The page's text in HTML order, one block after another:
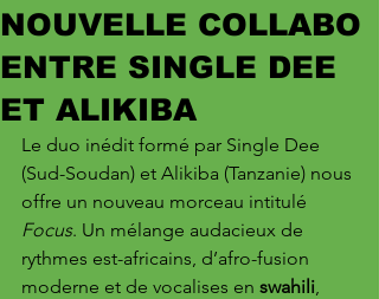
NOUVELLE COLLABO
ENTRE SINGLE DEE
ET ALIKIBA
Le duo inédit formé par Single Dee
(Sud-Soudan) et Alikiba (Tanzanie) nous
offre un nouveau morceau intitulé
Focus. Un mélange audacieux de
rythmes est-africains, d’afro-fusion
moderne et de vocalises en swahili